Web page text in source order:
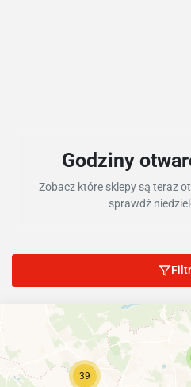
Godziny
Zobacz które sklepy są teraz
sprawdź
39